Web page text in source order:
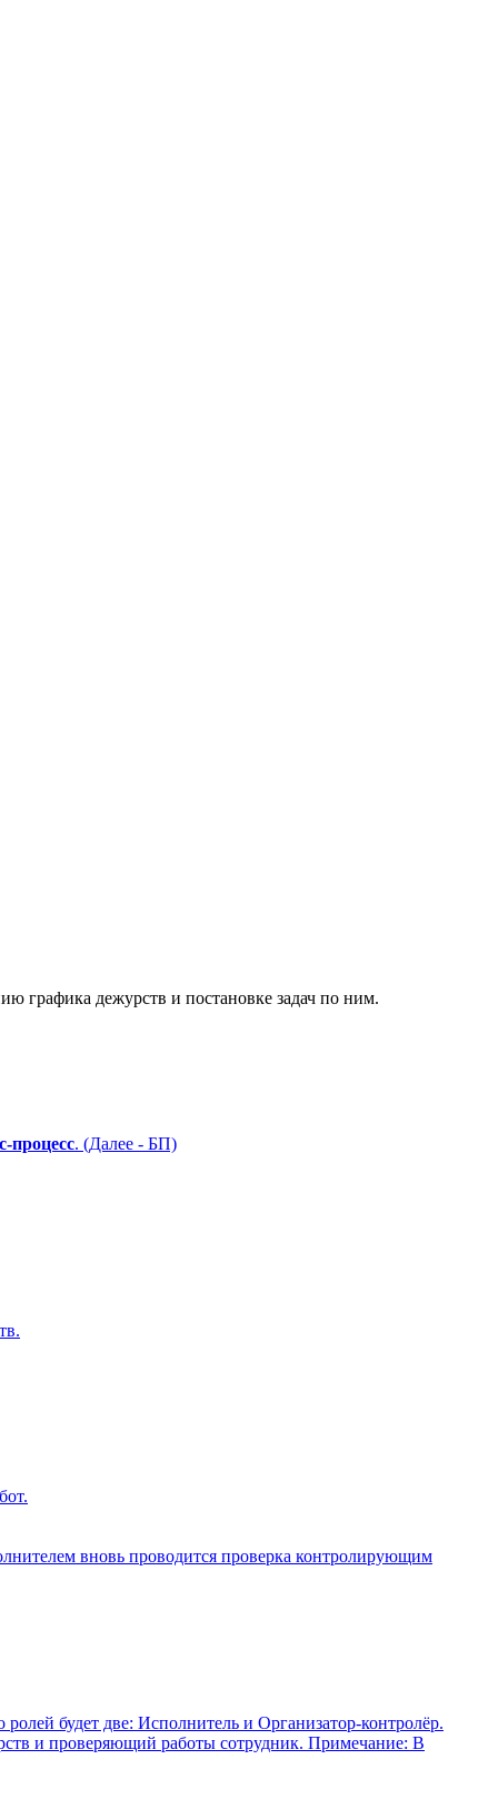
графика дежурств и постановке задач по ним.
процесс. (Далее - БП)
вновь проводится проверка контролирующим
будет две: Исполнитель и Организатор-контролёр.
и проверяющий работы сотрудник. Примечание: В